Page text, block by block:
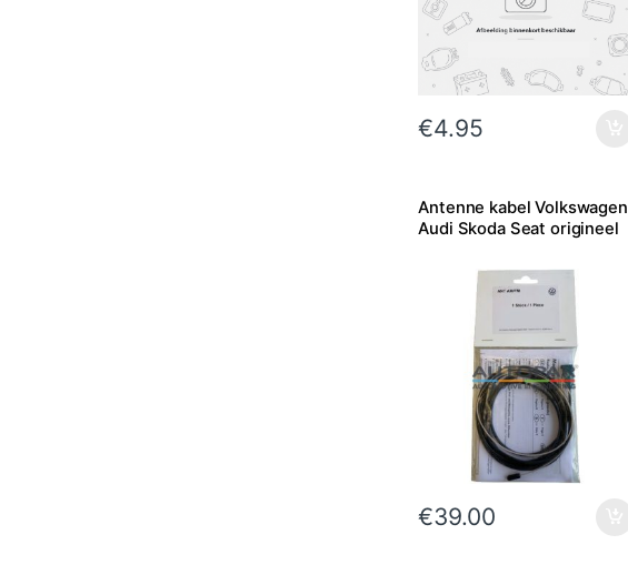
€4.95
Antenne kabel Volkswagen
Audi Skoda Seat origineel
€39.00